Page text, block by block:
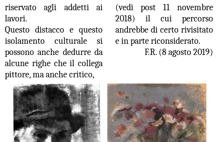
riservato agli addetti ai
lavori.
Questo distacco e questo
isolamento culturale si
possono anche dedurre da
alcune righe che il collega
pittore, ma anche critico,
(vedi post 11 novembre
2018) il cui percorso
andrebbe di certo rivisitato
e in parte riconsiderato.
F.R. (8 agosto 2019)